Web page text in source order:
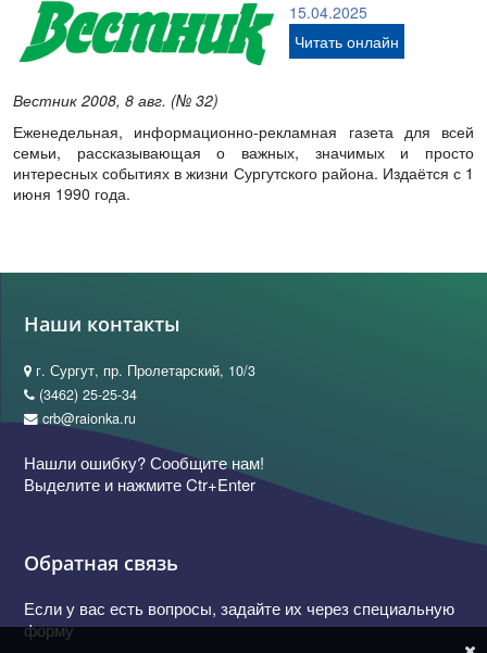
15.04.2025
Читать онлайн
Вестник 2008, 8 авг. (№ 32)
Еженедельная, информационно-рекламная газета для всей
семьи, рассказывающая о важных, значимых и просто
интересных событиях в жизни Сургутского района. Издаётся с 1
июня 1990 года.
Наши контакты
г. Сургут, пр. Пролетарский, 10/3
(3462) 25-25-34
crb@raionka.ru
Нашли ошибку? Сообщите нам!
Выделите и нажмите Ctr+Enter
Обратная связь
Если у вас есть вопросы, задайте их через специальную
форму